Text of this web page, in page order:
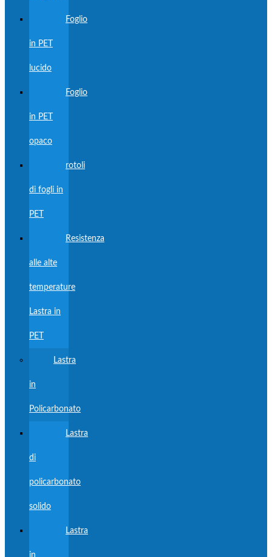
Foglio
in PET
lucido
Foglio
in PET
opaco
rotoli
di fogli in
PET
Resistenza
alle alte
temperature
Lastra in
PET
Lastra
in
Policarbonato
Lastra
di
policarbonato
solido
Lastra
in